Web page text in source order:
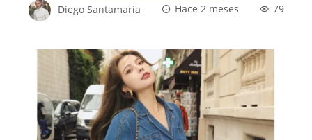
Diego Santamaría Hace 2 meses 79